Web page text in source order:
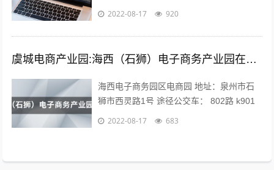
年人和一个下场。 现在问题是，队内有经
2022-08-17 920
虞城电商产业园:海西（石狮）电子商务产业园在哪？
海西电子商务园区电商园 地址：泉州市石
狮市西灵路1号 途径公交车： 802路 k901
路 k902路到石狮服装城南区公交站下车向
2022-08-17 683